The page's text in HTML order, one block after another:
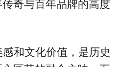
奇与百年品牌的高度
和文化价值，是历史